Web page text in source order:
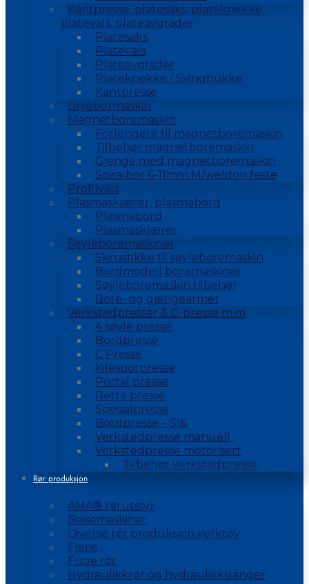
Kantpresse, platesaks, plateknekke,
platevals, plateavgrader
Platesaks
Platevals
Plateavgrader
Plateknekke / Svingbukke
Kantpresse
Linjebormaskin
Magnetboremaskin
Forlengere til magnetboremaskin
Tilbehør magnetboremaskin
Gjenge med magnetboremaskin
Spiralbor 6-11mm M/weldon feste
Profilvals
Plasmaskjærer, plasmabord
Plasmabord
Plasmaskjærer
Søyleboremaskiner
Skrustikke til søyleboremaskin
Bordmodell boremaskiner
Søyleboremaskin tilbehør
Bore- og gjengearmer
Verkstedpresser & C-presse m.m
4 søyle presse
Bordpresse
C Presse
Kilesporpresse
Portal presse
Rette presse
Spesialpresse
Bordpresse – S16
Verkstedpresse manuell
Verkstedpresse motorisert
Tilbehør verkstedpresse
Rør produksjon
AMA® rørutstyr
Beisemaskiner
Diverse rør produksjon verktøy
Flens
Fuge rør
Hydraulikkrør og hydraulikkslanger